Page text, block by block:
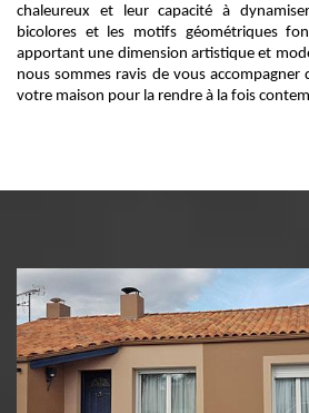
chaleureux et leur capacité à
bicolores et les motifs géométriques
apportant une dimension artistique et
nous sommes ravis de vous
votre maison pour la rendre à la fois